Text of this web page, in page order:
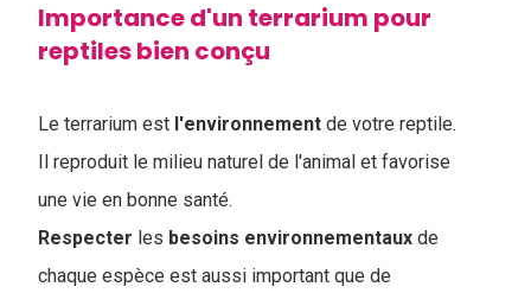
Importance d'un terrarium pour
reptiles bien conçu
Le terrarium est l'environnement de votre reptile.
Il reproduit le milieu naturel de l'animal et favorise
une vie en bonne santé.
Respecter les besoins environnementaux de
chaque espèce est aussi important que de